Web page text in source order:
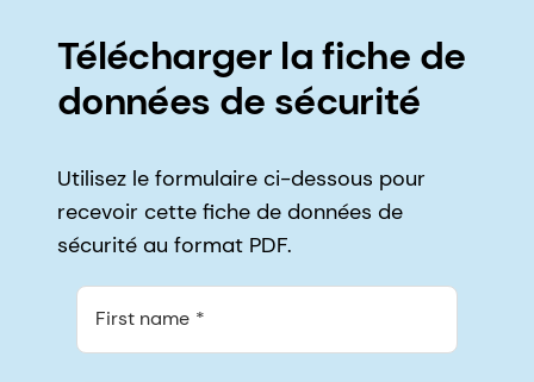
Télécharger la fiche de
données de sécurité
Utilisez le formulaire ci-dessous pour
recevoir cette fiche de données de
sécurité au format PDF.
First name